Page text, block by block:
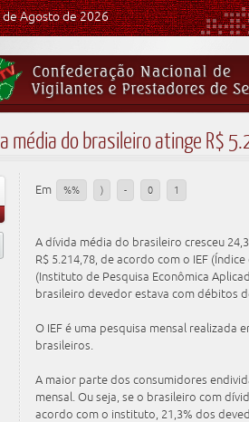
de Agosto de 2026
média do brasileiro atinge R$
Em %% ) - 0 1
A dívida média do brasileiro cresceu
R$ 5.214,78, de acordo com o IEF
(Instituto de Pesquisa Econômica
brasileiro devedor estava com débitos
O IEF é uma pesquisa mensal realizada
brasileiros.
A maior parte dos consumidores
mensal. Ou seja, se o brasileiro com
acordo com o instituto, 21,3% dos